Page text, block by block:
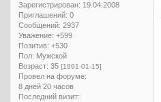
Зарегистрирован: 19.04.2008
Приглашений: 0
Сообщений: 2937
Уважение: +599
Позитив: +530
Пол: Мужской
Возраст: 35 [1991-01-15]
Провел на форуме:
8 дней 20 часов
Последний визит: